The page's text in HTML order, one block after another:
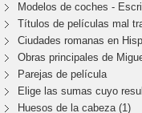
Modelos de coches -
Títulos de películas mal
Ciudades romanas en
Obras principales de
Parejas de película
Elige las sumas cuyo
Huesos de la cabeza (1)